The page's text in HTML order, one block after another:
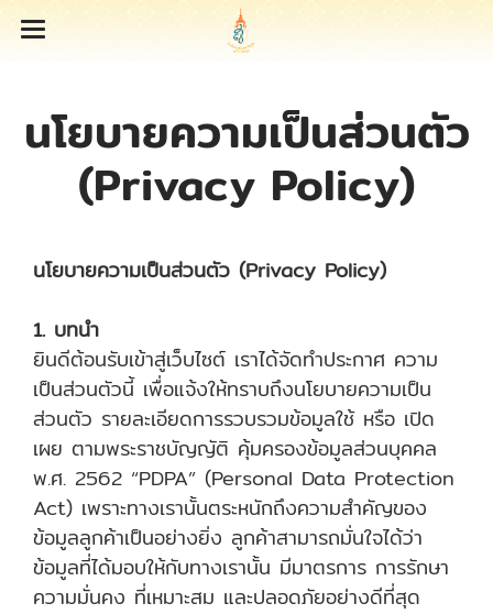
นโยบายความเป็นส่วนตัว
(Privacy Policy)
นโยบายความเป็นส่วนตัว (Privacy Policy)
1. บทนำ
ยินดีต้อนรับเข้าสู่เว็บไซต์ เราได้จัดทำประกาศ ความ
เป็นส่วนตัวนี้ เพื่อแจ้งให้ทราบถึงนโยบายความเป็น
ส่วนตัว รายละเอียดการรวบรวมข้อมูลใช้ หรือ เปิด
เผย ตามพระราชบัญญัติ คุ้มครองข้อมูลส่วนบุคคล
พ.ศ. 2562 “PDPA” (Personal Data Protection
Act) เพราะทางเรานั้นตระหนักถึงความสำคัญของ
ข้อมูลลูกค้าเป็นอย่างยิ่ง ลูกค้าสามารถมั่นใจได้ว่า
ข้อมูลที่ได้มอบให้กับทางเรานั้น มีมาตรการ การรักษา
ความมั่นคง ที่เหมาะสม และปลอดภัยอย่างดีที่สุด